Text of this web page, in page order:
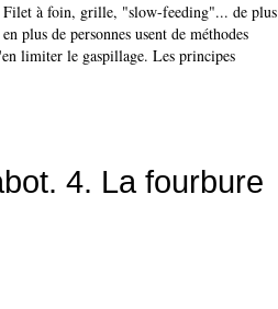
Filet à foin, grille, "slow-feeding"... de plus
en plus de personnes usent de méthodes
limiter le gaspillage. Les principes
4. La fourbure